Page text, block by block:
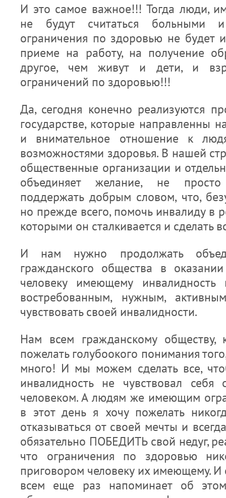
И это самое важное!!! Тогда люди,
не будут считаться больными
ограничения по здоровью не будет
приеме на работу, на получение
другое, чем живут и дети, и
ограничений по здоровью!!!
Да, сегодня конечно реализуются
государстве, которые направленны
и внимательное отношение к
возможностями здоровья. В нашей
общественные организации и
объединяет желание, не просто
поддержать добрым словом, что,
но прежде всего, помочь инвалиду в
которыми он сталкивается и сделать
И нам нужно продолжать
гражданского общества в
человеку имеющему
востребованным, нужным,
чувствовать своей инвалидности.
Нам всем гражданскому
пожелать голубоокого понимания
много! И мы можем сделать все,
инвалидность не чувствовал
человеком. А людям же имеющим
в этот день я хочу пожелать
отказываться от своей мечты и
обязательно ПОБЕДИТЬ свой недуг,
что ограничения по здоровью
приговором человеку их имеющему.
всем еще раз напоминает об